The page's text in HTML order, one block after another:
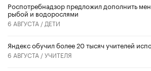
Роспотребнадзор предложил дополнить
рыбой и водорослями
6 АВГУСТА / ДЕТИ
​Яндекс обучил более 20 тысяч учителей
6 АВГУСТА /УЧИТЕЛЯ